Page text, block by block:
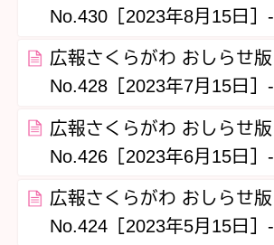
No.430［2023年8月15日］‐
広報さくらがわ おしらせ版
No.428［2023年7月15日］‐
広報さくらがわ おしらせ版
No.426［2023年6月15日］‐
広報さくらがわ おしらせ版
No.424［2023年5月15日］‐